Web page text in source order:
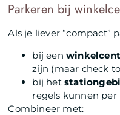
Parkeren bij
Als je liever “compact”
bij een
zijn (maar check
bij het
regels kunnen per
Combineer met: